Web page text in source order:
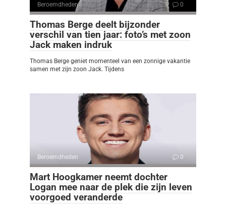
Beroemdheden 0
Thomas Berge deelt bijzonder
verschil van tien jaar: foto’s met zoon
Jack maken indruk
Thomas Berge geniet momenteel van een zonnige vakantie
samen met zijn zoon Jack. Tijdens
Beroemdheden 0
Mart Hoogkamer neemt dochter
Logan mee naar de plek die zijn leven
voorgoed veranderde